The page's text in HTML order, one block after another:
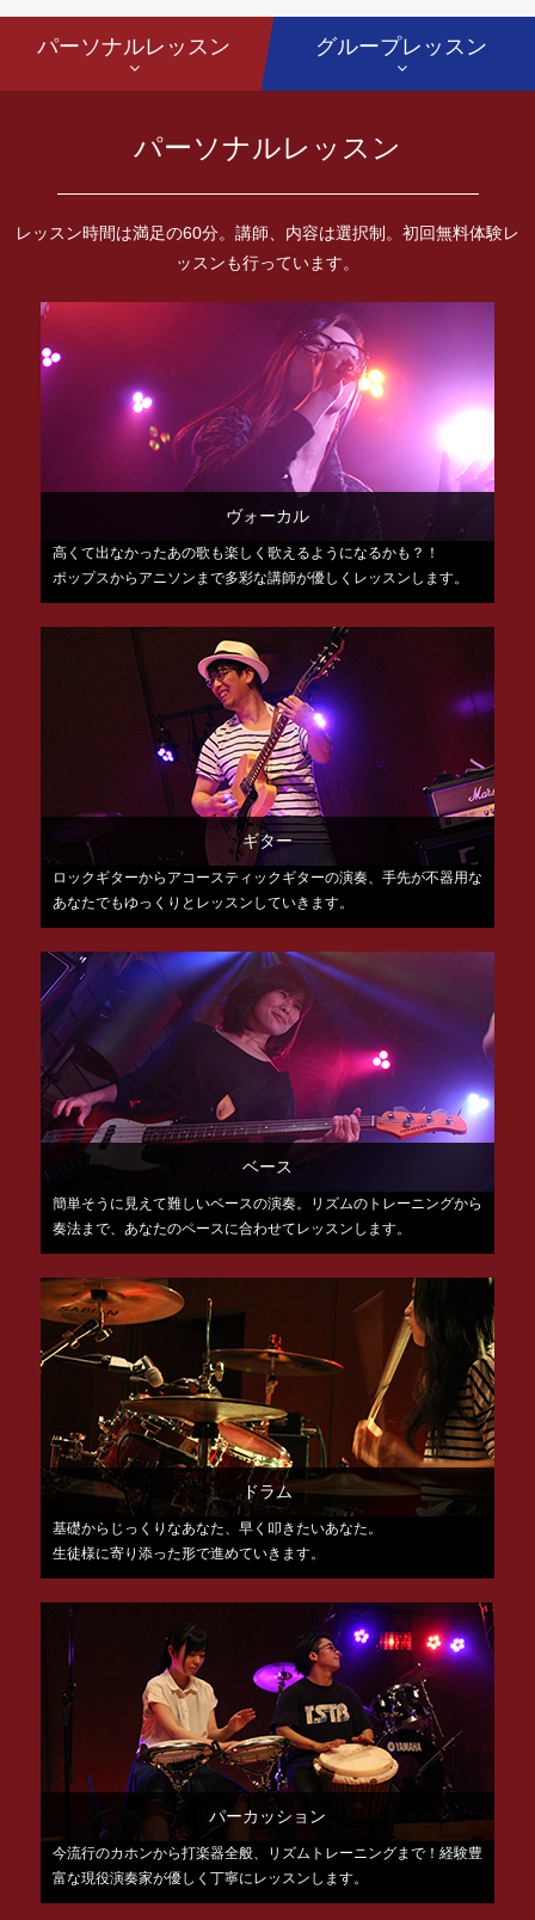
パーソナルレッスン グループレッスン
パーソナルレッスン
レッスン時間は満足の60分。講師、内容は選択制。初回無料体験レ
ッスンも行っています。
ヴォーカル
高くて出なかったあの歌も楽しく歌えるようになるかも？！
ポップスからアニソンまで多彩な講師が優しくレッスンします。
ギター
ロックギターからアコースティックギターの演奏、手先が不器用な
あなたでもゆっくりとレッスンしていきます。
ベース
簡単そうに見えて難しいベースの演奏。リズムのトレーニングから
奏法まで、あなたのペースに合わせてレッスンします。
ドラム
基礎からじっくりなあなた、早く叩きたいあなた。
生徒様に寄り添った形で進めていきます。
パーカッション
今流行のカホンから打楽器全般、リズムトレーニングまで！経験豊
富な現役演奏家が優しく丁寧にレッスンします。